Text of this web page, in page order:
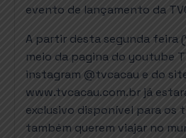
evento de lançamento da
A partir desta segunda feira
meio da pagina do youtube
instagram @tvcacau e do
www.tvcacau.com.br já
exclusivo disponível para os
também querem viajar no